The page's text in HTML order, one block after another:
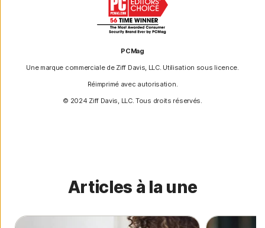
PCMag
Une marque commerciale de Ziff Davis, LLC. Utilisation sous licence.
Réimprimé avec autorisation.
© 2024 Ziff Davis, LLC. Tous droits réservés.
Articles à la une